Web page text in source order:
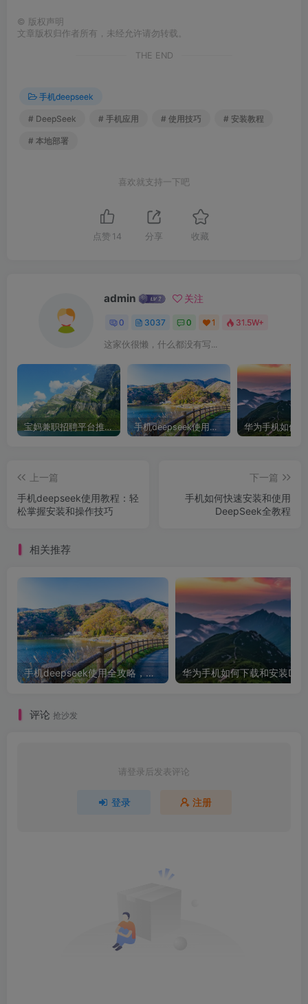
© 版权声明
文章版权归作者所有，未经允许请勿转载。
THE END
手机deepseek
# DeepSeek # 手机应用 # 使用技巧 # 安装教程
# 本地部署
喜欢就支持一下吧
点赞 14 分享 收藏
admin 关注
0 3037 0 1 31.5W+
这家伙很懒，什么都没有写...
宝妈兼职招聘平台推荐，轻松找到理想工作！ 手机deepseek使用全攻略，轻松实现画图与炒股功能
上一篇
手机deepseek使用教程：轻
松掌握安装和操作技巧
下一篇
手机如何快速安装和使用
DeepSeek全教程
相关推荐
手机deepseek使用全攻略，轻松实现画图与炒股功能
评论 抢沙发
请登录后发表评论
登录 注册